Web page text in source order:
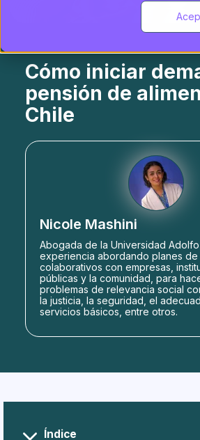
Cómo iniciar
pensión de
Chile
Nicole Mashini
Abogada de la Universidad
experiencia abordando planes de
colaborativos con empresas,
públicas y la comunidad, para
problemas de relevancia social
la justicia, la seguridad, el
servicios básicos, entre otros.
Índice